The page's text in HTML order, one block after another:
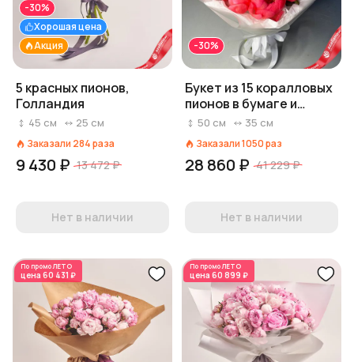
Акция
Хорошая цена
-30%
5 красных пионов,
Голландия
45 см 25 см
Заказали 284раза
9 430 ₽ 13 472 ₽
Нет в наличии
-30%
Букет из 15 коралловых
пионов в бумаге и
пленке
50 см 35 см
Заказали1050раз
28 860 ₽ 41 229 ₽
Нет в наличии
По промоЛЕТО
цена 60 431 ₽
По промоЛЕТО
цена 60 899 ₽